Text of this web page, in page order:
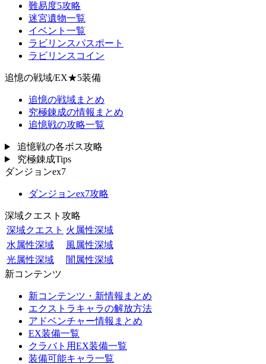
難易度5攻略
迷宮遺物一覧
イベント一覧
ラビリンスパスポート
ラビリンスコイン
追憶の戦域/EX★5装備
追憶の戦域まとめ
究極錬成の情報まとめ
追憶戦の攻略一覧
追憶戦の各ボス攻略
究極錬成Tips
ダンジョンex7
ダンジョンex7攻略
深域クエスト攻略
深域クエスト 火属性深域
水属性深域
風属性深域
光属性深域
闇属性深域
新コンテンツ
新コンテンツ・新情報まとめ
エクストラキャラの解放方法
アドベンチャー情報まとめ
EX装備一覧
クラバト用EX装備一覧
装備可能キャラ一覧